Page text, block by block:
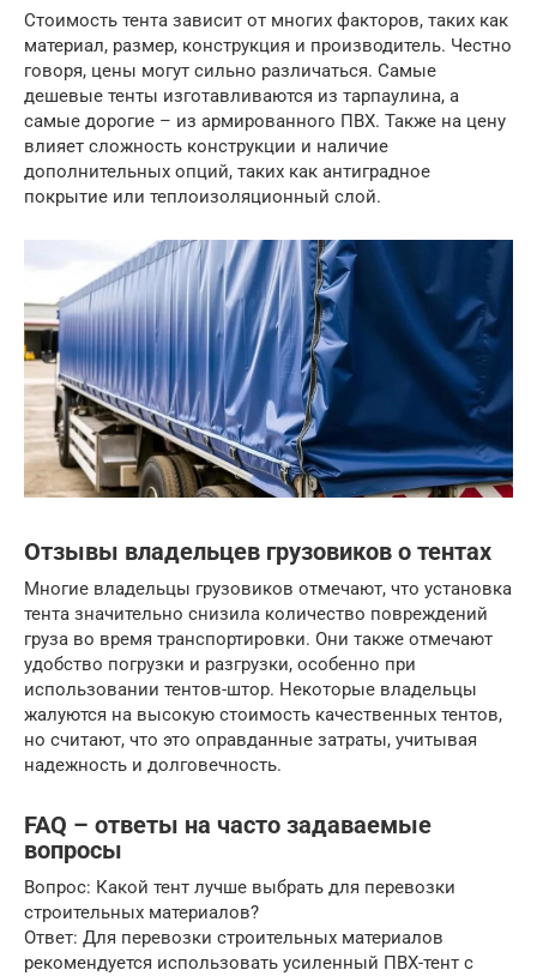
Стоимость тента зависит от многих факторов, таких как
материал, размер, конструкция и производитель. Честно
говоря, цены могут сильно различаться. Самые
дешевые тенты изготавливаются из тарпаулина, а
самые дорогие – из армированного ПВХ. Также на цену
влияет сложность конструкции и наличие
дополнительных опций, таких как антиградное
покрытие или теплоизоляционный слой.
Отзывы владельцев грузовиков о тентах
Многие владельцы грузовиков отмечают, что установка
тента значительно снизила количество повреждений
груза во время транспортировки. Они также отмечают
удобство погрузки и разгрузки, особенно при
использовании тентов-штор. Некоторые владельцы
жалуются на высокую стоимость качественных тентов,
но считают, что это оправданные затраты, учитывая
надежность и долговечность.
FAQ – ответы на часто задаваемые
вопросы
Вопрос: Какой тент лучше выбрать для перевозки
строительных материалов?
Ответ: Для перевозки строительных материалов
рекомендуется использовать усиленный ПВХ-тент с